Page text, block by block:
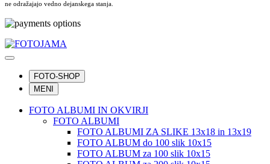
ne odražajajo vedno dejanskega stanja.
FOTO-SHOP
MENI
FOTO ALBUMI IN OKVIRJI
FOTO ALBUMI
FOTO ALBUMI ZA SLIKE 13x18 in 13x19
FOTO ALBUM do 100 slik 10x15
FOTO ALBUM za 100 slik 10x15